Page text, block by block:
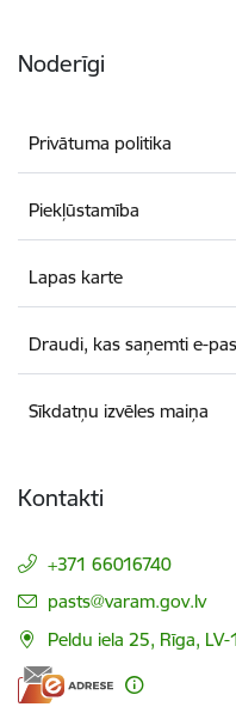
Noderīgi
Privātuma politika
Piekļūstamība
Lapas karte
Draudi, kas saņemti e-
Sīkdatņu izvēles maiņa
Kontakti
+371 66016740
E-pasts:
pasts@varam.gov.lv
Peldu iela 25, Rīga,